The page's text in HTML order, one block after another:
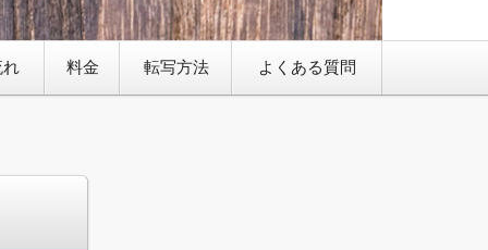
料金 転写方法 よくある質問